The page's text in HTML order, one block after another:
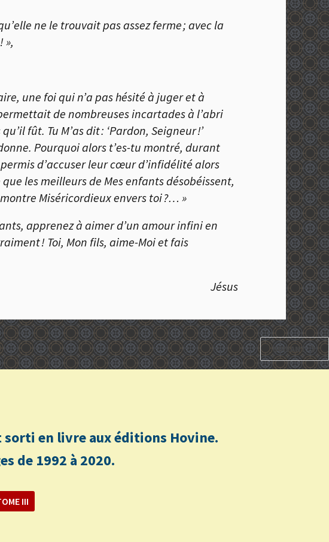
ne le trouvait pas assez ferme ; avec la
»,
une foi qui n’a pas hésité à juger et à
de nombreuses incartades à l’abri
fût. Tu M’as dit : ‘Pardon, Seigneur !’
Pourquoi alors t’es-tu montré, durant
d’accuser leur cœur d’infidélité alors
les meilleurs de Mes enfants désobéissent,
Miséricordieux envers toi ?… »
apprenez à aimer d’un amour infini en
! Toi, Mon fils, aime-Moi et fais
Jésus
SUIVANT
sorti en livre aux éditions Hovine.
de 1992 à 2020.
III